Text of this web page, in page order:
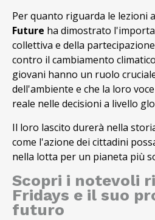
Per quanto riguarda le lezioni
Future ha dimostrato
collettiva e della
contro il cambiamento
giovani hanno un ruolo
dell'ambiente e che la loro
reale nelle decisioni a livello
Il loro lascito durerà nella
come l'azione dei cittadini
nella lotta per un pianeta più
Scopri i notevoli
Fridays e il suo
futuro